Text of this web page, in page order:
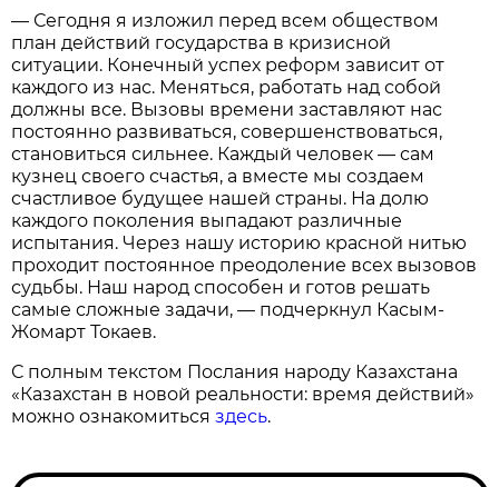
— Сегодня я изложил перед всем обществом
план действий государства в кризисной
ситуации. Конечный успех реформ зависит от
каждого из нас. Меняться, работать над собой
должны все. Вызовы времени заставляют нас
постоянно развиваться, совершенствоваться,
становиться сильнее. Каждый человек — сам
кузнец своего счастья, а вместе мы создаем
счастливое будущее нашей страны. На долю
каждого поколения выпадают различные
испытания. Через нашу историю красной нитью
проходит постоянное преодоление всех вызовов
судьбы. Наш народ способен и готов решать
самые сложные задачи, — подчеркнул Касым-
Жомарт Токаев.
С полным текстом Послания народу Казахстана
«Казахстан в новой реальности: время действий»
можно ознакомитьсяздесь.